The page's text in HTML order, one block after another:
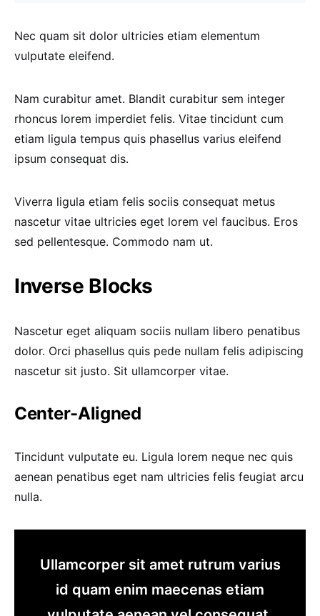
Nec quam sit dolor ultricies etiam elementum
vulputate eleifend.
Nam curabitur amet. Blandit curabitur sem integer
rhoncus lorem imperdiet felis. Vitae tincidunt cum
etiam ligula tempus quis phasellus varius eleifend
ipsum consequat dis.
Viverra ligula etiam felis sociis consequat metus
nascetur vitae ultricies eget lorem vel faucibus. Eros
sed pellentesque. Commodo nam ut.
Inverse Blocks
Nascetur eget aliquam sociis nullam libero penatibus
dolor. Orci phasellus quis pede nullam felis adipiscing
nascetur sit justo. Sit ullamcorper vitae.
Center-Aligned
Tincidunt vulputate eu. Ligula lorem neque nec quis
aenean penatibus eget nam ultricies felis feugiat arcu
nulla.
Ullamcorper sit amet rutrum varius
id quam enim maecenas etiam